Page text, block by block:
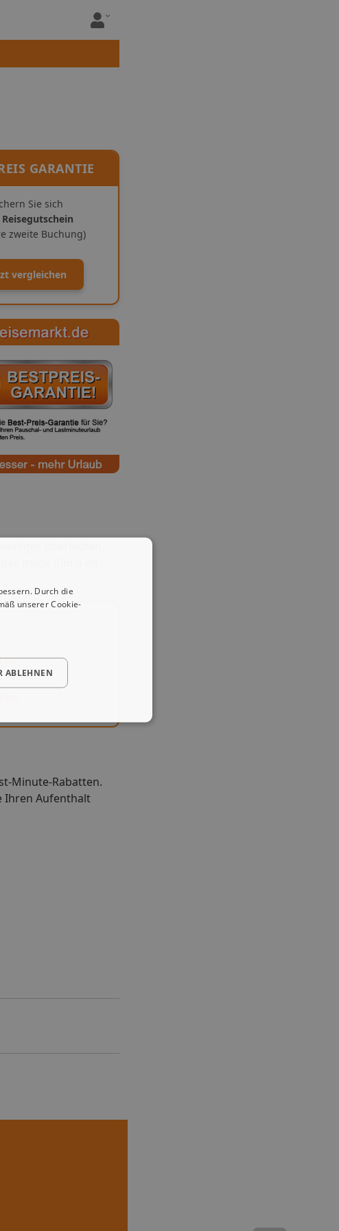
GARANTIE
Sie sich
Reisegutschein
zweite Buchung)
vergleichen
überlaufen,
milde Klima im
Minute-Rabatten.
Ihren Aufenthalt
Durch die
unserer Cookie-
ABLEHNEN